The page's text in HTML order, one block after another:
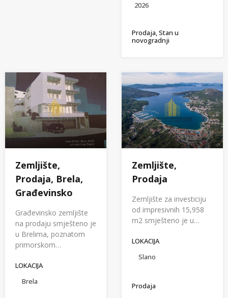
2026
Prodaja, Stan u
novogradnji
Zemljište,
Prodaja, Brela,
Građevinsko
Građevinsko zemljište
na prodaju smješteno je
u Brelima, poznatom
primorskom…
LOKACIJA
Brela
Zemljište,
Prodaja
Zemljište za investiciju
od impresivnih 15,958
m2 smješteno je u…
LOKACIJA
Slano
Prodaja